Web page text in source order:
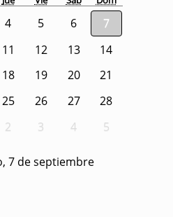
4 5 6
7
11 12 13
14
18 19 20
21
25 26 27
28
2 3 4 5
7 de septiembre